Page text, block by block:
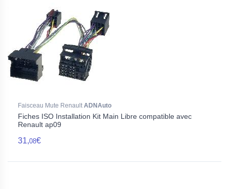
Faisceau Mute RenaultADNAuto
Fiches ISO Installation Kit Main Libre compatible avec
Renault ap09
31,08€